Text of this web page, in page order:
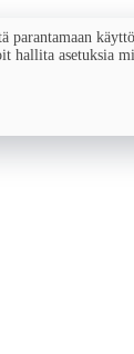
parantamaan
hallita asetuksia